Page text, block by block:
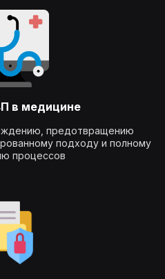
в медицине
предотвращению
подходу и полному
процессов